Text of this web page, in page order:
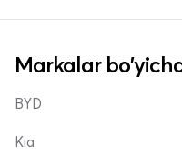
Markalar
BYD
Kia